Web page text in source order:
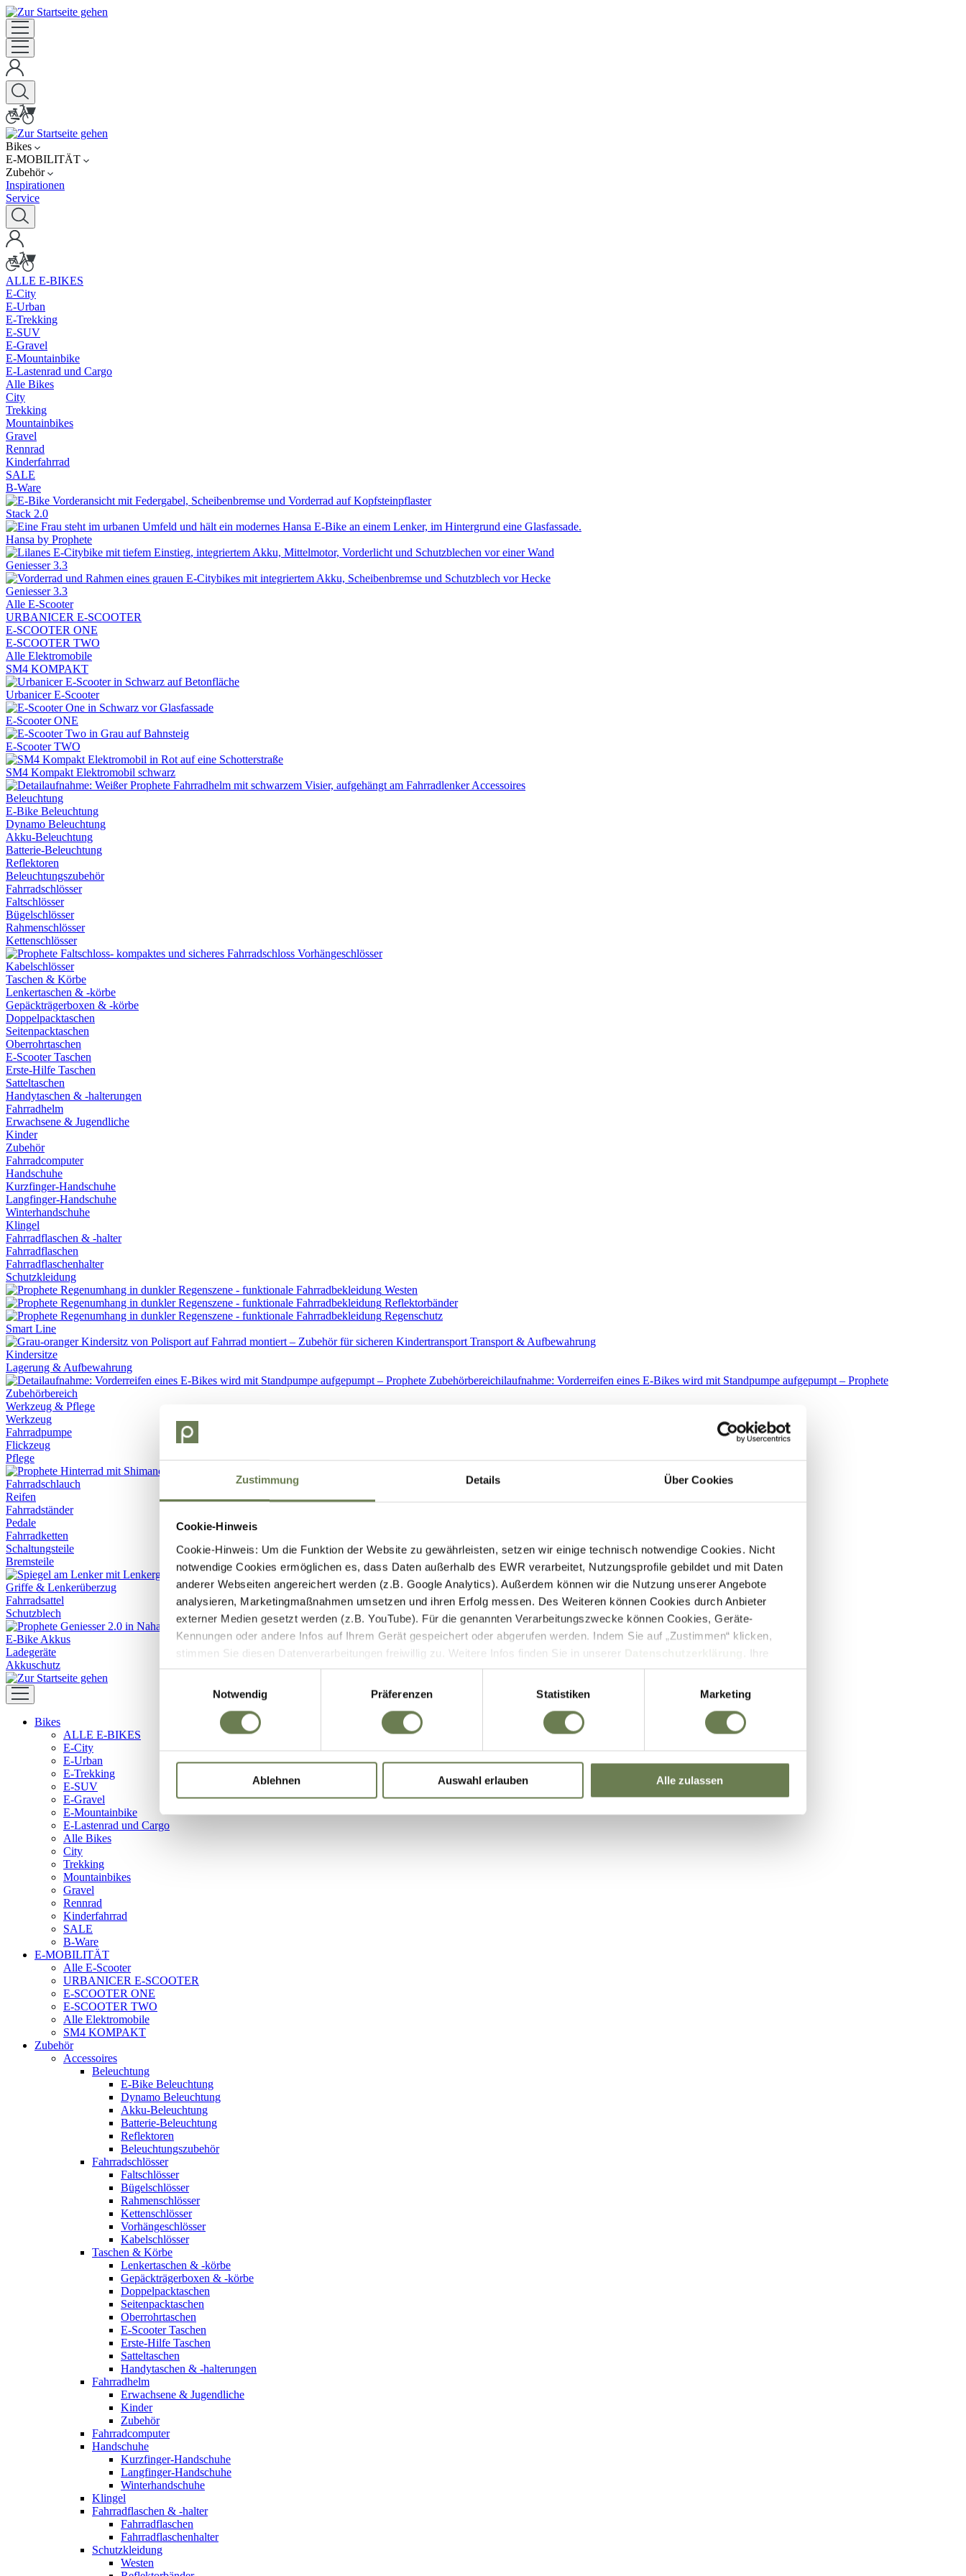
Zustimmung Details Über Cookies
Cookie-Hinweis
Cookie-Hinweis: Um die Funktion der Website zu gewährleisten, setzen wir einige technisch notwendige Cookies. Nicht
notwendige Cookies ermöglichen es, dass Daten außerhalb des EWR verarbeitet, Nutzungsprofile gebildet und mit Daten
anderer Webseiten angereichert werden (z.B. Google Analytics). Außerdem können wir die Nutzung unserer Angebote
analysieren, Marketingmaßnahmen umsetzen und ihren Erfolg messen. Des Weiteren können Cookies durch Anbieter
externer Medien gesetzt werden (z.B. YouTube). Für die genannten Verarbeitungszwecke können Cookies, Geräte-
Kennungen oder andere Infos auf Ihrem Gerät gespeichert oder abgerufen werden. Indem Sie auf „Zustimmen“ klicken,
stimmen Sie diesen Datenverarbeitungen freiwillig zu. Weitere Infos finden Sie in unserer Datenschutzerklärung
. Ihre
Zustimmung umfasst zeitlich begrenzt auch die Einwilligung zur Datenverarbeitung außerhalb des EWR wie zum Beispiel
in den USA (Art. 49 Abs. 1 lit. a) DSGVO), sofern für den entsprechenden Dienst keine Zertifizierung nach dem EU-US
Data Privacy Framework vorliegt. In den USA ist es möglich, dass Behörden zu Kontroll- und Überwachungszwecken auf
Ihre Daten zugreifen und dabei weder wirksame Rechtsbehelfe noch Betroffenenrechte durchsetzbar sein können. Unter
Notwendig
Präferenzen Statistiken Marketing
Ablehnen Auswahl erlauben Alle zulassen
Bikes
E-MOBILITÄT
Zubehör
Inspirationen
Service
ALLE E-BIKES
E-City
E-Urban
E-Trekking
E-SUV
E-Gravel
E-Mountainbike
E-Lastenrad und Cargo
Alle Bikes
City
Trekking
Mountainbikes
Gravel
Rennrad
Kinderfahrrad
SALE
B-Ware
Stack 2.0
Hansa by Prophete
Geniesser 3.3
Geniesser 3.3
Alle E-Scooter
URBANICER E-SCOOTER
E-SCOOTER ONE
E-SCOOTER TWO
Alle Elektromobile
SM4 KOMPAKT
Urbanicer E-Scooter
E-Scooter ONE
E-Scooter TWO
SM4 Kompakt Elektromobil schwarz
Accessoires
Beleuchtung
E-Bike Beleuchtung
Dynamo Beleuchtung
Akku-Beleuchtung
Batterie-Beleuchtung
Reflektoren
Beleuchtungszubehör
Fahrradschlösser
Faltschlösser
Bügelschlösser
Rahmenschlösser
Kettenschlösser
Vorhängeschlösser
Kabelschlösser
Taschen & Körbe
Lenkertaschen & -körbe
Gepäckträgerboxen & -körbe
Doppelpacktaschen
Seitenpacktaschen
Oberrohrtaschen
E-Scooter Taschen
Erste-Hilfe Taschen
Satteltaschen
Handytaschen & -halterungen
Fahrradhelm
Erwachsene & Jugendliche
Kinder
Zubehör
Fahrradcomputer
Handschuhe
Kurzfinger-Handschuhe
Langfinger-Handschuhe
Winterhandschuhe
Klingel
Fahrradflaschen & -halter
Fahrradflaschen
Fahrradflaschenhalter
Schutzkleidung
Westen
Reflektorbänder
Regenschutz
Smart Line
Transport & Aufbewahrung
Kindersitze
Lagerung & Aufbewahrung
Werkzeug & Pflege
Werkzeug
Fahrradpumpe
Flickzeug
Pflege
Fahrradschlauch
Reifen
Fahrradständer
Pedale
Fahrradketten
Schaltungsteile
Bremsteile
Spiegel
Griffe & Lenkerüberzug
Fahrradsattel
Schutzblech
E-Bike Akkus & Ladegeräte
E-Bike Akkus
Ladegeräte
Akkuschutz
Bikes
ALLE E-BIKES
E-City
E-Urban
E-Trekking
E-SUV
E-Gravel
E-Mountainbike
E-Lastenrad und Cargo
Alle Bikes
City
Trekking
Mountainbikes
Gravel
Rennrad
Kinderfahrrad
SALE
B-Ware
E-MOBILITÄT
Alle E-Scooter
URBANICER E-SCOOTER
E-SCOOTER ONE
E-SCOOTER TWO
Alle Elektromobile
SM4 KOMPAKT
Zubehör
Accessoires
Beleuchtung
E-Bike Beleuchtung
Dynamo Beleuchtung
Akku-Beleuchtung
Batterie-Beleuchtung
Reflektoren
Beleuchtungszubehör
Fahrradschlösser
Faltschlösser
Bügelschlösser
Rahmenschlösser
Kettenschlösser
Vorhängeschlösser
Kabelschlösser
Taschen & Körbe
Lenkertaschen & -körbe
Gepäckträgerboxen & -körbe
Doppelpacktaschen
Seitenpacktaschen
Oberrohrtaschen
E-Scooter Taschen
Erste-Hilfe Taschen
Satteltaschen
Handytaschen & -halterungen
Fahrradhelm
Erwachsene & Jugendliche
Kinder
Zubehör
Fahrradcomputer
Handschuhe
Kurzfinger-Handschuhe
Langfinger-Handschuhe
Winterhandschuhe
Klingel
Fahrradflaschen & -halter
Fahrradflaschen
Fahrradflaschenhalter
Schutzkleidung
Westen